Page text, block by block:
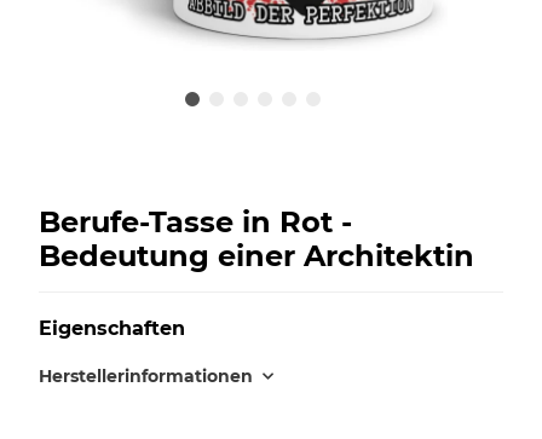
Berufe-Tasse in Rot -
Bedeutung einer Architektin
Eigenschaften
Herstellerinformationen